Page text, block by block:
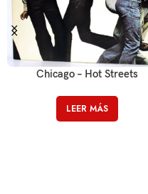
Chicago – Hot Streets
LEER MÁS